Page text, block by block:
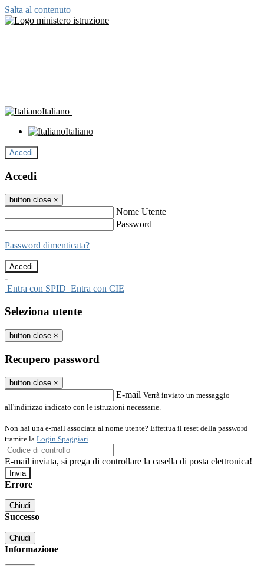
Salta al contenuto
Italiano
Italiano
Accedi
Accedi
button close ×
Nome Utente
Password
Password dimenticata?
-
Entra con SPID Entra con CIE
Seleziona utente
button close ×
Recupero password
button close ×
E-mail Verrà inviato un messaggio
all'indirizzo indicato con le istruzioni necessarie.
Non hai una e-mail associata al nome utente? Effettua il reset della password
tramite la Login Spaggiari
E-mail inviata, si prega di controllare la casella di posta elettronica!
Errore
Chiudi
Successo
Chiudi
Informazione